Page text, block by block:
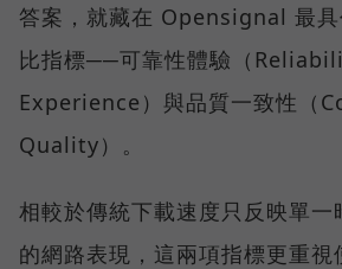
答案，就藏在 Opensignal 最
比指標──可靠性體驗（
Experience）與品質一致性（
Quality）。
相較於傳統下載速度只反映單一
的網路表現，這兩項指標更重視